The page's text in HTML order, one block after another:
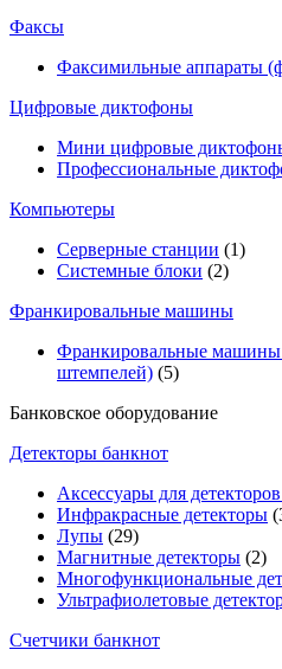
Факсы
Факсимильные аппараты
Цифровые диктофоны
Мини цифровые
Профессиональные
Компьютеры
Серверные станции (1)
Системные блоки (2)
Франкировальные машины
Франкировальные машины
штемпелей) (5)
Банковское оборудование
Детекторы банкнот
Аксессуары для
Инфракрасные детекторы
Лупы (29)
Магнитные детекторы (2)
Многофункциональные
Ультрафиолетовые
Счетчики банкнот